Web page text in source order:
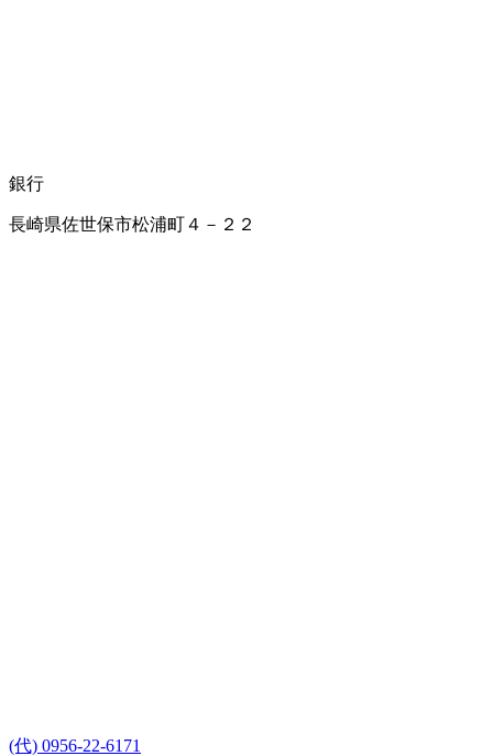
銀行
長崎県佐世保市松浦町４－２２
(代) 0956-22-6171